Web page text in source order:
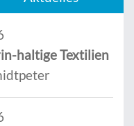
haltige Textilien